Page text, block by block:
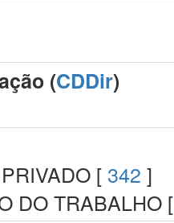
(CDDir)
[ 342 ]
DO TRABALHO [